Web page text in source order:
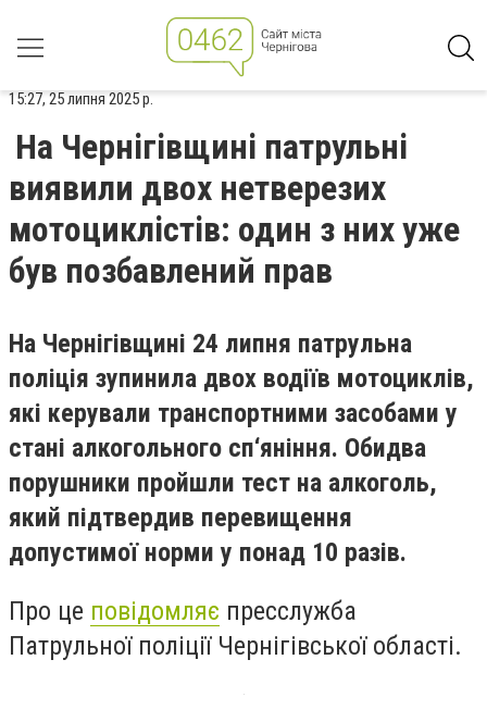
15:27, 25 липня 2025 р.
На Чернігівщині патрульні
виявили двох нетверезих
мотоциклістів: один з них уже
був позбавлений прав
На Чернігівщині 24 липня патрульна
поліція зупинила двох водіїв мотоциклів,
які керували транспортними засобами у
стані алкогольного сп‘яніння. Обидва
порушники пройшли тест на алкоголь,
який підтвердив перевищення
допустимої норми у понад 10 разів.
Про це повідомляє пресслужба
Патрульної поліції Чернігівської області.